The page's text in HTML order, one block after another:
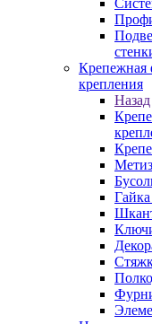
Крепежная
крепления
Назад